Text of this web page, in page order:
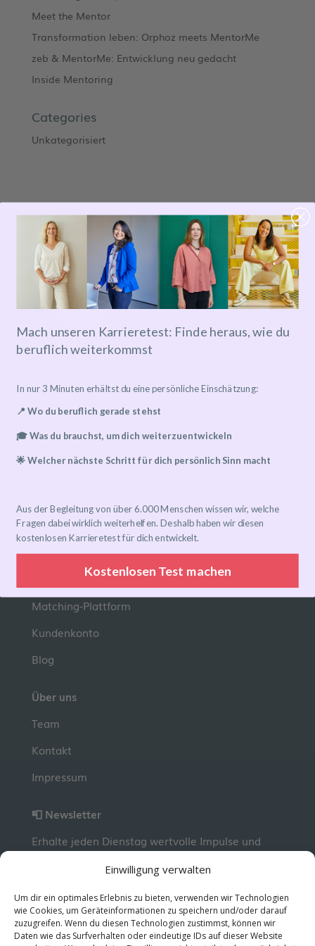
Einwilligung verwalten
Um dir ein optimales Erlebnis zu bieten, verwenden wir Technologien
wie Cookies, um Geräteinformationen zu speichern und/oder darauf
zuzugreifen. Wenn du diesen Technologien zustimmst, können wir
Daten wie das Surfverhalten oder eindeutige IDs auf dieser Website
Meet the Mentor
Transformation leben: Orphoz meets MentorMe
zeb & MentorMe: Entwicklung neu gedacht
Inside Mentoring
Categories
Unkategorisiert
Mentor*in finden
Ablauf
Preise
Links
Eventkalender
Community-Gruppen
Matching-Plattform
Kundenkonto
Blog
Über uns
Team
Kontakt
Impressum
📮 Newsletter
Erhalte jeden Dienstag wertvolle Impulse und
kostenlos abonnieren!
© 2026 MentorMe. Alle Rechte vorbehalten.
Mach unseren Karrieretest: Finde heraus, wie du
beruflich weiterkommst
In nur 3 Minuten erhältst du eine persönliche Einschätzung:
📍 Wo du beruflich gerade stehst
🎓 Was du brauchst, um dich weiterzuentwickeln
🌟 Welcher nächste Schritt für dich persönlich Sinn macht
Aus der Begleitung von über 6.000 Menschen wissen wir, welche
Fragen dabei wirklich weiterhelfen. Deshalb haben wir diesen
kostenlosen Karrieretest für dich entwickelt.
Kostenlosen Test machen